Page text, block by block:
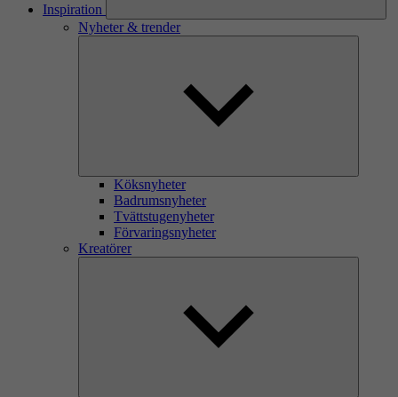
Inspiration
Nyheter & trender
Köksnyheter
Badrumsnyheter
Tvättstugenyheter
Förvaringsnyheter
Kreatörer